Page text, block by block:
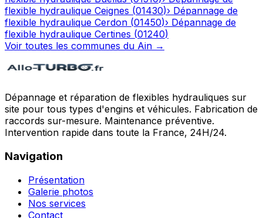
flexible hydraulique Ceignes (01430)› Dépannage de
flexible hydraulique Cerdon (01450)› Dépannage de
flexible hydraulique Certines (01240)
Voir toutes les communes du Ain →
Dépannage et réparation de flexibles hydrauliques sur
site pour tous types d'engins et véhicules. Fabrication de
raccords sur-mesure. Maintenance préventive.
Intervention rapide dans toute la France, 24H/24.
Navigation
Présentation
Galerie photos
Nos services
Contact